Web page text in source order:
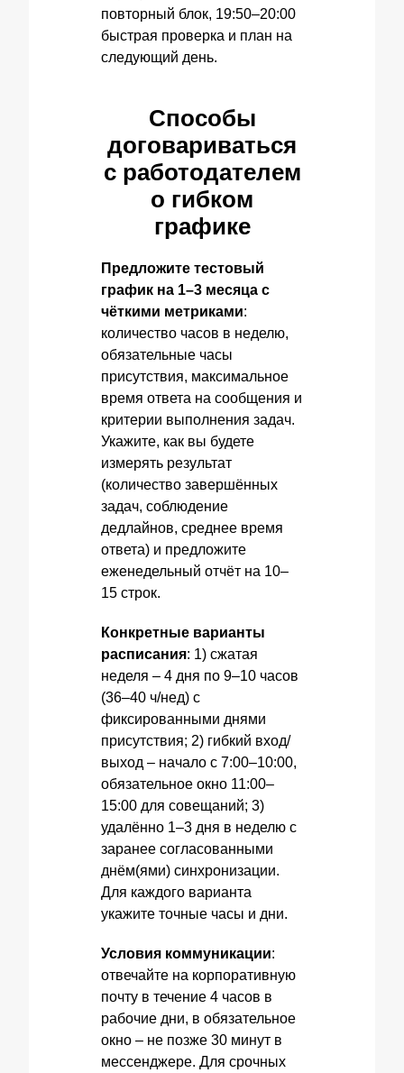
повторный блок, 19:50–20:00
быстрая проверка и план на
следующий день.
Способы
договариваться
с работодателем
о гибком
графике
Предложите тестовый
график на 1–3 месяца с
чёткими метриками:
количество часов в неделю,
обязательные часы
присутствия, максимальное
время ответа на сообщения и
критерии выполнения задач.
Укажите, как вы будете
измерять результат
(количество завершённых
задач, соблюдение
дедлайнов, среднее время
ответа) и предложите
еженедельный отчёт на 10–
15 строк.
Конкретные варианты
расписания: 1) сжатая
неделя – 4 дня по 9–10 часов
(36–40 ч/нед) с
фиксированными днями
присутствия; 2) гибкий вход/
выход – начало с 7:00–10:00,
обязательное окно 11:00–
15:00 для совещаний; 3)
удалённо 1–3 дня в неделю с
заранее согласованными
днём(ями) синхронизации.
Для каждого варианта
укажите точные часы и дни.
Условия коммуникации:
отвечайте на корпоративную
почту в течение 4 часов в
рабочие дни, в обязательное
окно – не позже 30 минут в
мессенджере. Для срочных